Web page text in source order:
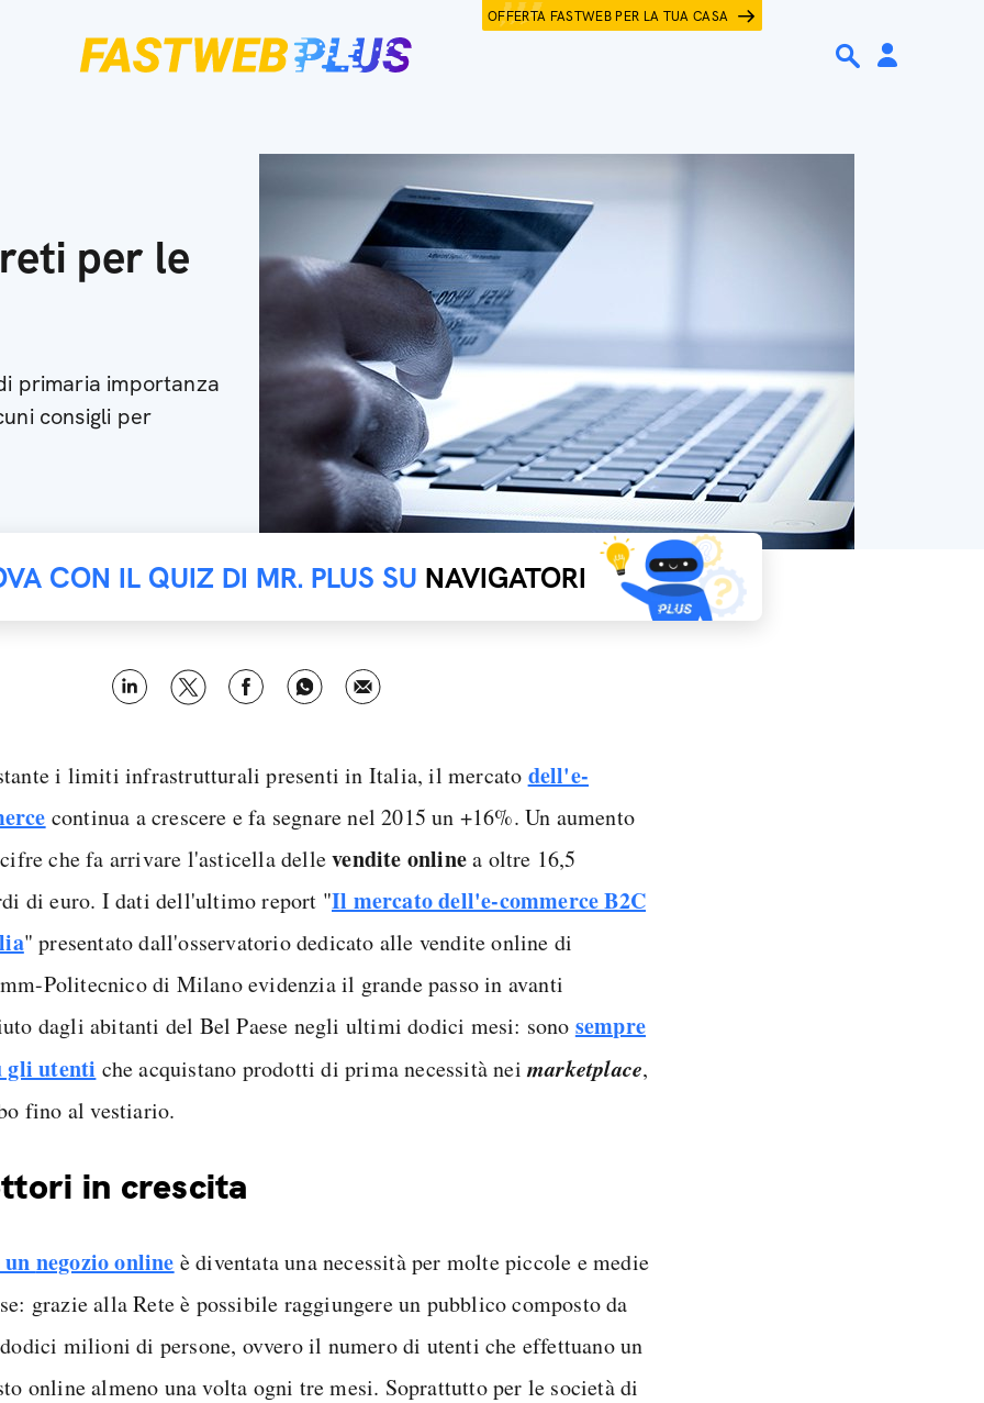
OFFERTA FASTWEB PER LA TUA CASA
per le
primaria importanza
consigli per
CON IL QUIZ DI MR. PLUS SU NAVIGATORI
i limiti infrastrutturali presenti in Italia, il mercato dell'e-
continua a crescere e fa segnare nel 2015 un +16%. Un aumento
che fa arrivare l'asticella dellevendite onlinea oltre 16,5
di euro. I dati dell'ultimo report "Il mercato dell'e-commerce B2C
" presentato dall'osservatorio dedicato alle vendite online di
Politecnico di Milano evidenzia il grande passo in avanti
dagli abitanti del Bel Paese negli ultimi dodici mesi: sono sempre
gli utenti che acquistano prodotti di prima necessità neimarketplace,
fino al vestiario.
in crescita
un negozio online è diventata una necessità per molte piccole e medie
grazie alla Rete è possibile raggiungere un pubblico composto da
milioni di persone, ovvero il numero di utenti che effettuano un
online almeno una volta ogni tre mesi. Soprattutto per le società di